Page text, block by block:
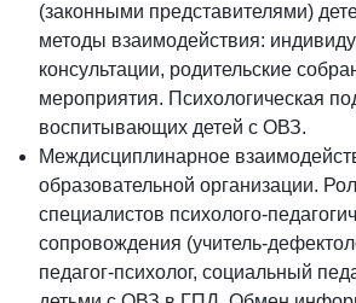
(законными представителями)
методы взаимодействия:
консультации, родительские
мероприятия. Психологическая
воспитывающих детей с ОВЗ.
Междисциплинарное
образовательной организации.
специалистов психолого-
сопровождения (учитель-
педагог-психолог, социальный